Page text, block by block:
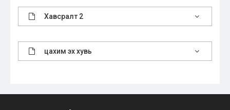
Хавсралт 2
цахим эх хувь